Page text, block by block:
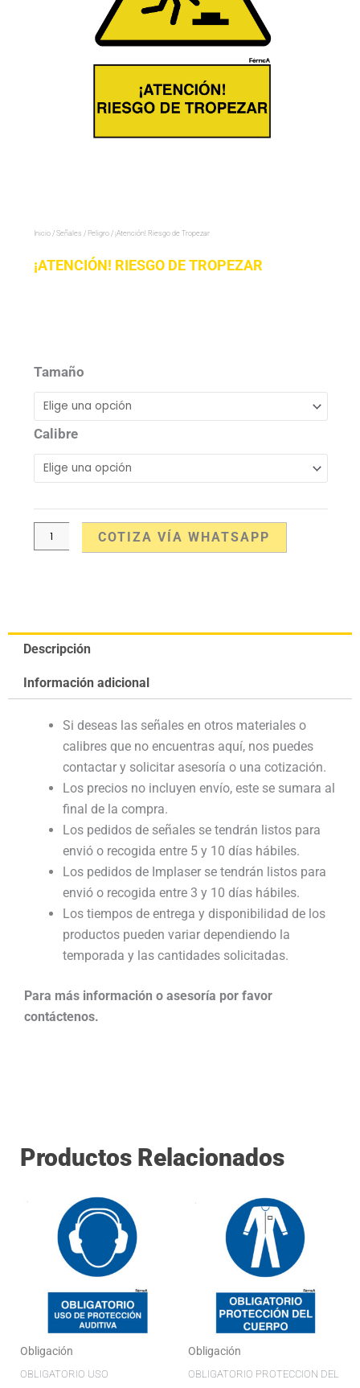
Inicio / Señales / Peligro / ¡Atención! Riesgo de Tropezar
¡ATENCIÓN! RIESGO DE TROPEZAR
Tamaño
Calibre
de
Tropezar
cantidad
COTIZA VÍA WHATSAPP
Descripción
Información adicional
Si deseas las señales en otros materiales o
calibres que no encuentras aquí, nos puedes
contactar y solicitar asesoría o una cotización.
Los precios no incluyen envío, este se sumara al
final de la compra.
Los pedidos de señales se tendrán listos para
envió o recogida entre 5 y 10 días hábiles.
Los pedidos de Implaser se tendrán listos para
envió o recogida entre 3 y 10 días hábiles.
Los tiempos de entrega y disponibilidad de los
productos pueden variar dependiendo la
temporada y las cantidades solicitadas.
Para más información o asesoría por favor
contáctenos.
Productos Relacionados
Obligación
OBLIGATORIO USO
Obligación
OBLIGATORIO PROTECCION DEL